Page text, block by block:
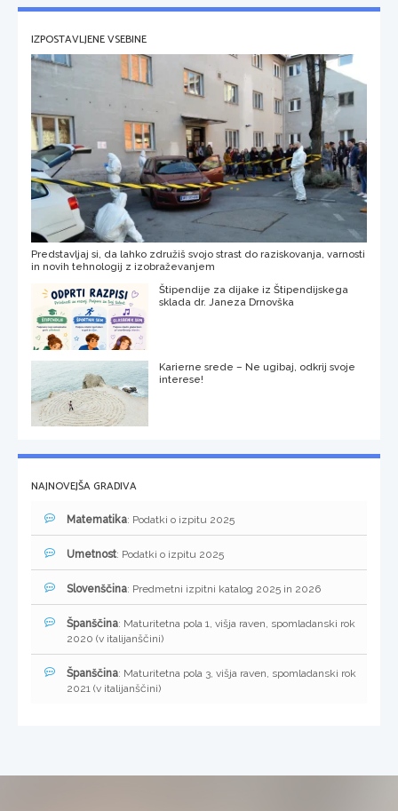
IZPOSTAVLJENE VSEBINE
Predstavljaj si, da lahko združiš svojo strast do raziskovanja, varnosti
in novih tehnologij z izobraževanjem
Štipendije za dijake iz Štipendijskega
sklada dr. Janeza Drnovška
Karierne srede – Ne ugibaj, odkrij svoje
interese!
NAJNOVEJŠA GRADIVA
Matematika: Podatki o izpitu 2025
Umetnost: Podatki o izpitu 2025
Slovenščina: Predmetni izpitni katalog 2025 in 2026
Španščina: Maturitetna pola 1, višja raven, spomladanski rok
2020 (v italijanščini)
Španščina: Maturitetna pola 3, višja raven, spomladanski rok
2021 (v italijanščini)